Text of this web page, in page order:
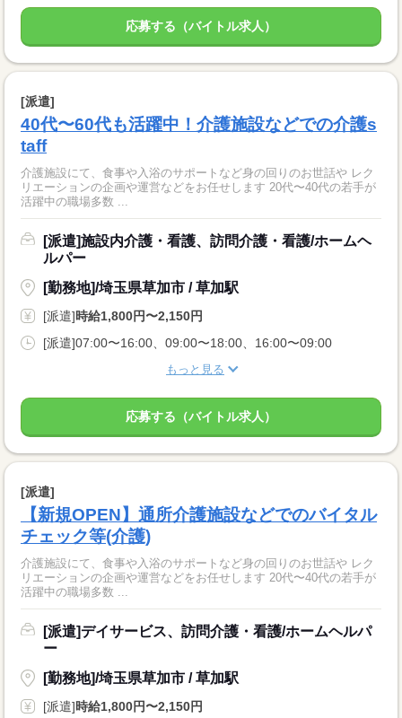
応募する（バイトル求人）
[派遣]
40代〜60代も活躍中！介護施設などでの介護s
taff
介護施設にて、食事や入浴のサポートなど身の回りのお世話や レク
リエーションの企画や運営などをお任せします 20代〜40代の若手が
活躍中の職場多数 ...
[派遣]施設内介護・看護、訪問介護・看護/ホームヘ
ルパー
[勤務地]/埼玉県草加市 / 草加駅
[派遣]時給1,800円〜2,150円
[派遣]07:00〜16:00、09:00〜18:00、16:00〜09:00
もっと見る
応募する（バイトル求人）
[派遣]
【新規OPEN】通所介護施設などでのバイタル
チェック等(介護)
介護施設にて、食事や入浴のサポートなど身の回りのお世話や レク
リエーションの企画や運営などをお任せします 20代〜40代の若手が
活躍中の職場多数 ...
[派遣]デイサービス、訪問介護・看護/ホームヘルパ
ー
[勤務地]/埼玉県草加市 / 草加駅
[派遣]時給1,800円〜2,150円